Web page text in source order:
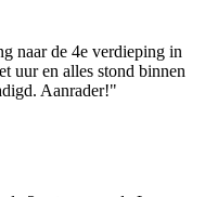
naar de 4e verdieping in
uur en alles stond binnen
Aanrader!"